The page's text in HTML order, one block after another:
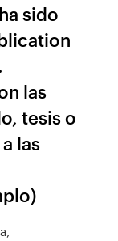
sido
las
tesis o
las